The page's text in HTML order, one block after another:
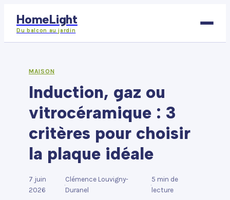
HomeLight
Du balcon au jardin
Déco
Immobilier
Jardinage
Maison
MAISON
Induction, gaz ou
vitrocéramique : 3
critères pour choisir
la plaque idéale
7 juin
2026
·
Clémence Louvigny-
Duranel
·
5 min de
lecture